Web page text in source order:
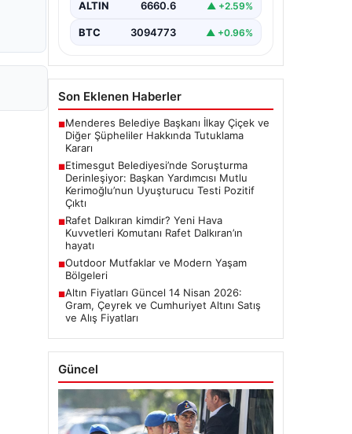
Ankara Batı Cumhuriyet Başsavcılığı
soruşturma kapsamında Etimesgut
ALTIN 6660.6 ▲ +2.59%
BTC 3094773 ▲ +0.96%
Son Eklenen Haberler
■Menderes Belediye Başkanı İlkay Çiçek ve
Diğer Şüpheliler Hakkında Tutuklama
Kararı
■Etimesgut Belediyesi’nde Soruşturma
Derinleşiyor: Başkan Yardımcısı Mutlu
Kerimoğlu’nun Uyuşturucu Testi Pozitif
Çıktı
■Rafet Dalkıran kimdir? Yeni Hava
Kuvvetleri Komutanı Rafet Dalkıran’ın
hayatı
■Outdoor Mutfaklar ve Modern Yaşam
Bölgeleri
■Altın Fiyatları Güncel 14 Nisan 2026:
Gram, Çeyrek ve Cumhuriyet Altını Satış
ve Alış Fiyatları
Güncel